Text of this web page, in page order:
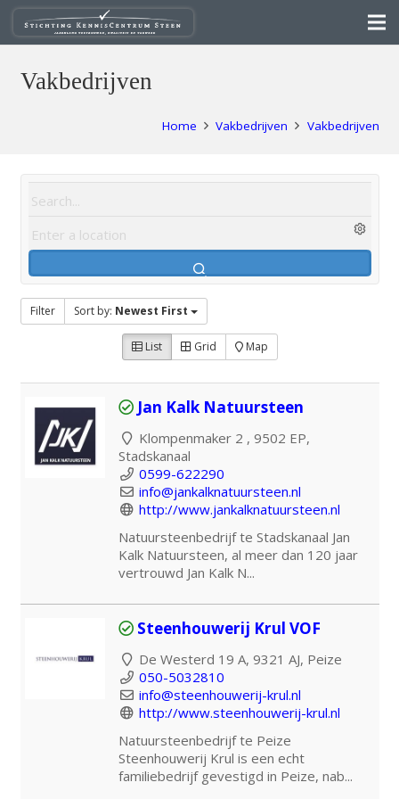
Vakbedrijven
Home Vakbedrijven Vakbedrijven
Filter Sort by: Newest First
List Grid Map
Jan Kalk Natuursteen
Klompenmaker 2 , 9502 EP,
Stadskanaal
0599-622290
info@jankalknatuursteen.nl
http://www.jankalknatuursteen.nl
Natuursteenbedrijf te Stadskanaal Jan
Kalk Natuursteen, al meer dan 120 jaar
vertrouwd Jan Kalk N...
Steenhouwerij Krul VOF
De Westerd 19 A, 9321 AJ, Peize
050-5032810
info@steenhouwerij-krul.nl
http://www.steenhouwerij-krul.nl
Natuursteenbedrijf te Peize
Steenhouwerij Krul is een echt
familiebedrijf gevestigd in Peize, nab...